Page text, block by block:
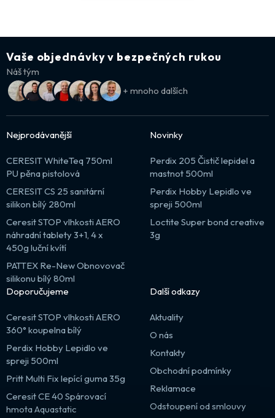
Vaše objednávky v bezpečných rukou
Náš tým
+ mnoho dalších
Nejprodávanější
CERESIT WhiteTeq 750ml
PU pěna pistolová
CERESIT CS 25 sanitární
silikon bílý 280ml
Ceresit STOP vlhkosti AERO
náhradní tablety 3+1, 4 x
450g luční kvítí
PATTEX Re-New Obnovovač
silikonu bílý 80ml
Novinky
Perdix 205 Čistič lepidel a
mastnot 500ml
Perdix Hobby Lepidlo ve
spreji 500ml
Loctite Super bond creative
3g
Doporučujeme
Ceresit STOP vlhkosti AERO
360° koupelna bílý
Perdix Hobby Lepidlo ve
spreji 500ml
Pritt Multi Fix lepící guma 35g
Ceresit CE 40 Spárovací
hmota Aquastatic
Další odkazy
Aktuality
O nás
Kontakty
Obchodní podmínky
Reklamace
Odstoupení od smlouvy